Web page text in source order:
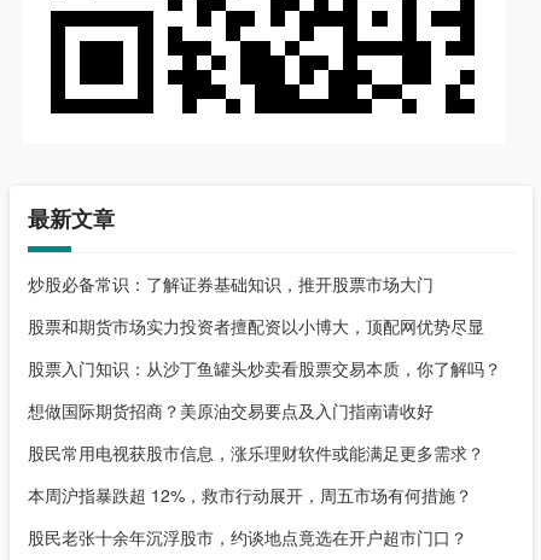
最新文章
炒股必备常识：了解证券基础知识，推开股票市场大门
股票和期货市场实力投资者擅配资以小博大，顶配网优势尽显
股票入门知识：从沙丁鱼罐头炒卖看股票交易本质，你了解吗？
想做国际期货招商？美原油交易要点及入门指南请收好
股民常用电视获股市信息，涨乐理财软件或能满足更多需求？
本周沪指暴跌超 12%，救市行动展开，周五市场有何措施？
股民老张十余年沉浮股市，约谈地点竟选在开户超市门口？